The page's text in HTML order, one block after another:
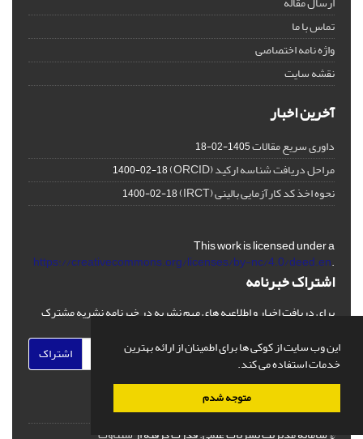
این وب سایت از کوکی ها برای اطمینان از ارائه بهترین
خدمات استفاده می کند.
متوجه شدم
تماس با ما
واژه نامه اختصاصی
نقشه سایت
آخرین اخبار
داوری سریع مقالات1405-02-18
مراحل دریافت شناسه ارکید (ORCID) 1400-02-18
نحوه اخذ کد کارآزمایی بالینی (IRCT) 1400-02-18
This work is licensed under a
https://creativecommons.org/licenses/by-nc/4.0/deed.en.
اشتراک خبرنامه
برای دریافت اخبار و اطلاعیه های مهم نشریه در خبرنامه نشریه مشترک
اشتراک